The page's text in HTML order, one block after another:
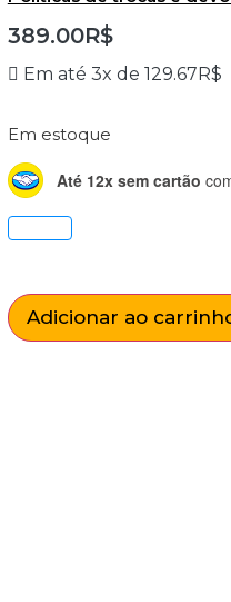
389.00R$
Em até 3x de 129.67 R$
Em estoque
Até 12x sem cartão
Adicionar ao